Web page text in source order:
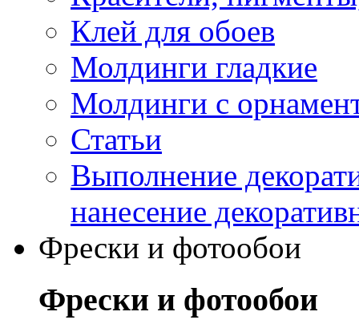
Клей для обоев
Молдинги гладкие
Молдинги с
Статьи
Выполнение
нанесение
Фрески и фотообои
Фрески и фотообои